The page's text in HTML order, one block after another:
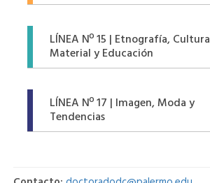
LÍNEA Nº 15 | Etnografía, Cultura
Material y Educación
LÍNEA Nº 17 | Imagen, Moda y
Tendencias